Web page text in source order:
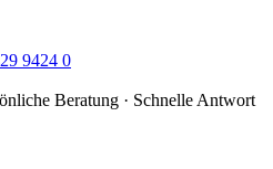
9424 0
Beratung · Schnelle Antwort